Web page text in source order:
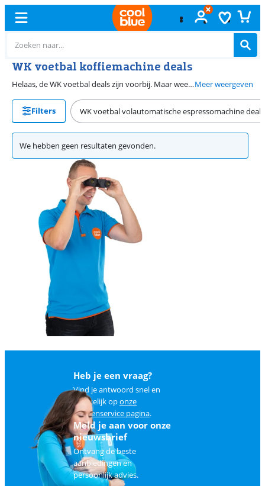
WK voetbal koffiemachine deals
Helaas, de WK voetbal deals zijn voorbij. Maar wees niet getreurd, want bij Coolblue hebben we altijd de mooiste aanbiedingen voor jou, welk koffiezetapparaat je ook zoekt. Bekijk onze aanbiedingen voor de beste draadloze oplader deals.Meer weergeven
Filters WK voetbal volautomatische espressomachine deals
We hebben geen resultaten gevonden.
Heb je een vraag?
Vind je antwoord snel en
makkelijk oponze
klantenservice pagina.
Meld je aan voor onze
nieuwsbrief
Ontvang de beste
aanbiedingen en
persoonlijk advies.